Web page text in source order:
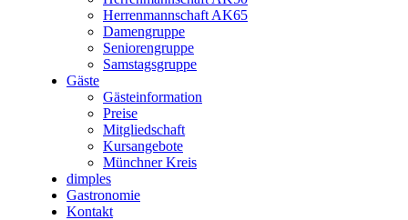
Herrenmannschaft AK65
Damengruppe
Seniorengruppe
Samstagsgruppe
Gäste
Gästeinformation
Preise
Mitgliedschaft
Kursangebote
Münchner Kreis
dimples
Gastronomie
Kontakt